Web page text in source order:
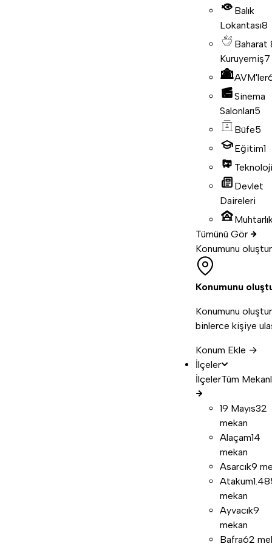
Balık
Lokantası8
Baharat
Kuruyemiş7
AVM'ler
Sinema
Salonları5
Büfe5
Eğitim1
Teknoloji
Devlet
Daireleri
Tümünü Gör
Konumunu oluştur
Konumunu
Konumunu
binlerce kişiye
Konum Ekle →
İlçeler
İlçelerTüm
19 Mayıs32
mekan
Alaçam14
mekan
Asarcık9
Atakum
mekan
Ayvacık9
mekan
Bafra62